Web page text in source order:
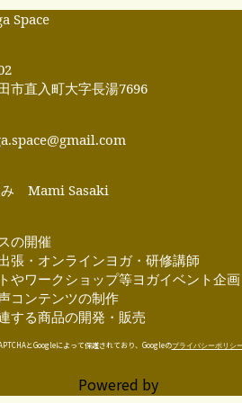
Space
市直入町大字長湯7696
み Mami Sasaki
の開催
張・オンラインヨガ・研修講師
やワークショップ等ヨガイベント企画
コンテンツの制作
する商品の開発・販売
とGoogleによって保護されており、Googleのプライバシーポリシ
Powered by